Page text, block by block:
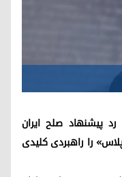
پیشنهاد صلح ایران
را راهبردی کلیدی